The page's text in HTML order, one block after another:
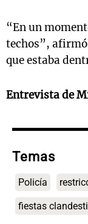
“En un
techos”, afirmó
que estaba
Entrevista de
Temas
Policía
fiestas